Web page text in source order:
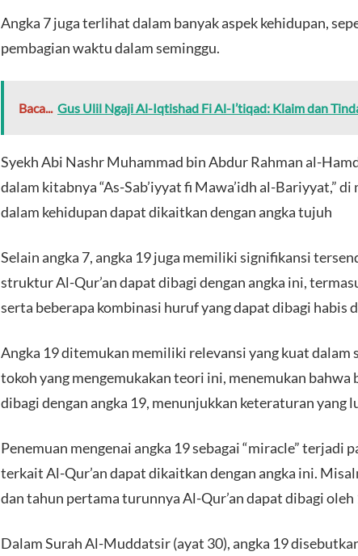
Angka 7 juga terlihat dalam banyak aspek kehidupan,
pembagian waktu dalam seminggu.
Baca... Gus Ulil Ngaji Al-Iqtishad Fi Al-I’tiqad: Klaim dan
Syekh Abi Nashr Muhammad bin Abdur Rahman al-
dalam kitabnya “As-Sab’iyyat fi Mawa’idh al-Bariyyat,”
dalam kehidupan dapat dikaitkan dengan angka tujuh
Selain angka 7, angka 19 juga memiliki signifikansi
struktur Al-Qur’an dapat dibagi dengan angka ini,
serta beberapa kombinasi huruf yang dapat dibagi habis
Angka 19 ditemukan memiliki relevansi yang kuat dalam
tokoh yang mengemukakan teori ini, menemukan
dibagi dengan angka 19, menunjukkan keteraturan yang
Penemuan mengenai angka 19 sebagai “miracle” terjadi
terkait Al-Qur’an dapat dikaitkan dengan angka ini.
dan tahun pertama turunnya Al-Qur’an dapat dibagi
Dalam Surah Al-Muddatsir (ayat 30), angka 19